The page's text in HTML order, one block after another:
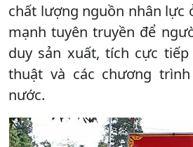
chất lượng nguồn nhân lực
mạnh tuyên truyền để
duy sản xuất, tích cực
thuật và các chương
nước.